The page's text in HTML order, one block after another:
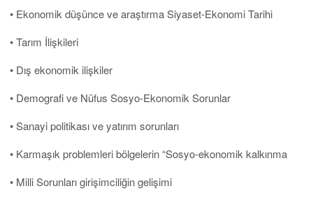
• Ekonomik düşünce ve araştırma Siyaset-Ekonomi Tarihi
• Tarım İlişkileri
• Dış ekonomik ilişkiler
• Demografi ve Nüfus Sosyo-Ekonomik Sorunlar
• Sanayi politikası ve yatırım sorunları
• Karmaşık problemleri bölgelerin “Sosyo-ekonomik kalkınma
• Milli Sorunları girişimciliğin gelişimi